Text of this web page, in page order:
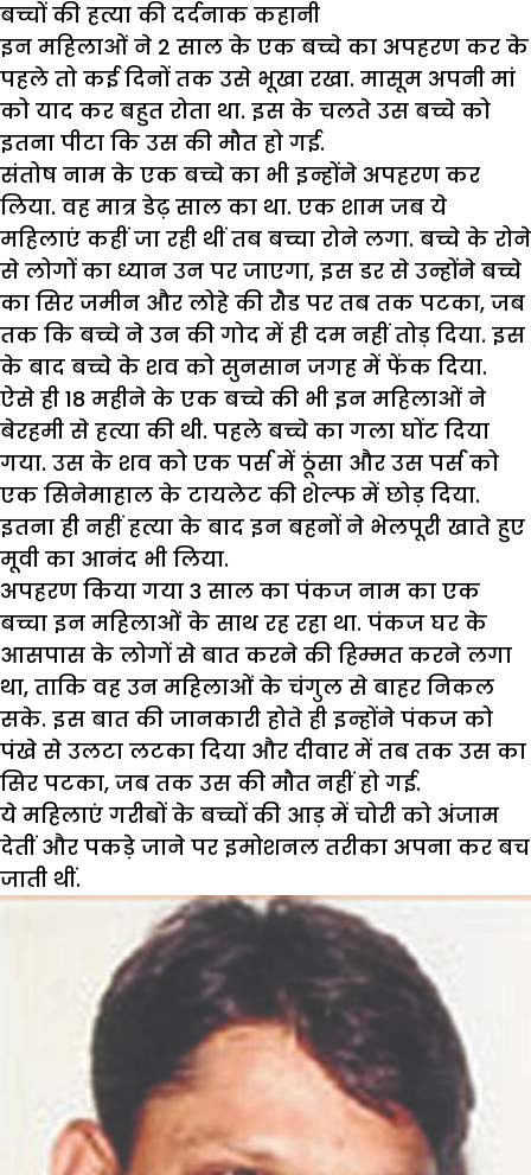
बच्चों की हत्या की दर्दनाक कहानी
इन महिलाओं ने 2 साल के एक बच्चे का अपहरण कर के
पहले तो कई दिनों तक उसे भूखा रखा. मासूम अपनी मां
को याद कर बहुत रोता था. इस के चलते उस बच्चे को
इतना पीटा कि उस की मौत हो गई.
संतोष नाम के एक बच्चे का भी इन्होंने अपहरण कर
लिया. वह मात्र डेढ़ साल का था. एक शाम जब ये
महिलाएं कहीं जा रही थीं तब बच्चा रोने लगा. बच्चे के रोने
से लोगों का ध्यान उन पर जाएगा, इस डर से उन्होंने बच्चे
का सिर जमीन और लोहे की रौड पर तब तक पटका, जब
तक कि बच्चे ने उन की गोद में ही दम नहीं तोड़ दिया. इस
के बाद बच्चे के शव को सुनसान जगह में फेंक दिया.
ऐसे ही 18 महीने के एक बच्चे की भी इन महिलाओं ने
बेरहमी से हत्या की थी. पहले बच्चे का गला घोंट दिया
गया. उस के शव को एक पर्स में ठूंसा और उस पर्स को
एक सिनेमाहाल के टायलेट की शेल्फ में छोड़ दिया.
इतना ही नहीं हत्या के बाद इन बहनों ने भेलपूरी खाते हुए
मूवी का आनंद भी लिया.
अपहरण किया गया 3 साल का पंकज नाम का एक
बच्चा इन महिलाओं के साथ रह रहा था. पंकज घर के
आसपास के लोगों से बात करने की हिम्मत करने लगा
था, ताकि वह उन महिलाओं के चंगुल से बाहर निकल
सके. इस बात की जानकारी होते ही इन्होंने पंकज को
पंखे से उलटा लटका दिया और दीवार में तब तक उस का
सिर पटका, जब तक उस की मौत नहीं हो गई.
ये महिलाएं गरीबों के बच्चों की आड़ में चोरी को अंजाम
देतीं और पकड़े जाने पर इमोशनल तरीका अपना कर बच
जाती थीं.